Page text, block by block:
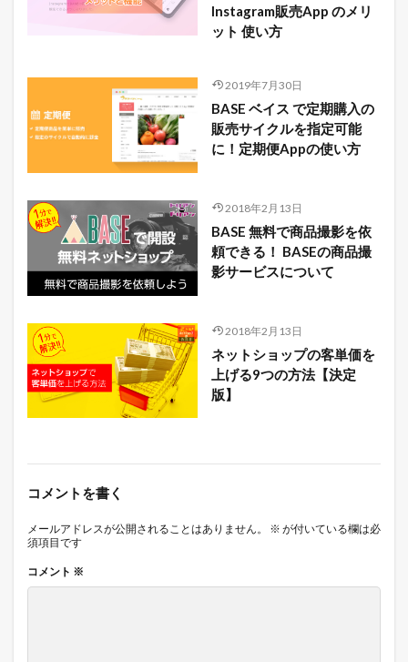
Instagram販売App のメリ
ット 使い方
2019年7月30日
BASE ベイス で定期購入の
販売サイクルを指定可能
に！定期便Appの使い方
2018年2月13日
BASE 無料で商品撮影を依
頼できる！ BASEの商品撮
影サービスについて
2018年2月13日
ネットショップの客単価を
上げる9つの方法【決定
版】
コメントを書く
メールアドレスが公開されることはありません。 ※ が付いている欄は必
須項目です
コメント ※